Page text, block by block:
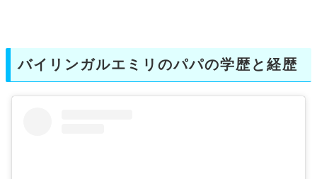
バイリンガルエミリのパパの学歴と経歴